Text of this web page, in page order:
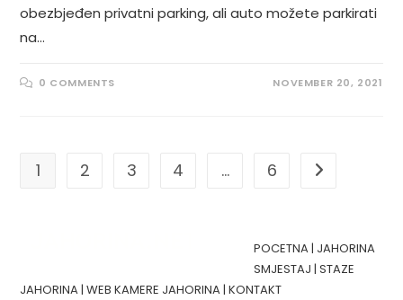
obezbjeđen privatni parking, ali auto možete parkirati
na…
0 COMMENTS NOVEMBER 20, 2021
1 2 3 4 … 6 Go to the
POCETNA | JAHORINA
SMJESTAJ |STAZE
JAHORINA |WEB KAMERE JAHORINA |KONTAKT